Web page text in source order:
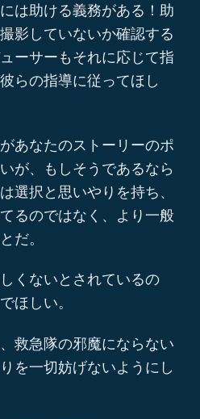
は助ける義務がある！助
影していないか確認する
ーサーもそれに応じて指
らの指導に従ってほし
あなたのストーリーのポ
が、もしそうであるなら
選択と思いやりを持ち、
るのではなく、より一般
だ。
くないとされているの
ほしい。
救急隊の邪魔にならない
を一切妨げないようにし